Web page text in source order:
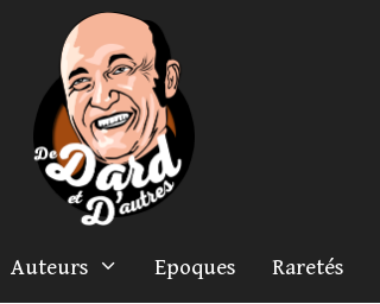
Auteurs Epoques Raretés